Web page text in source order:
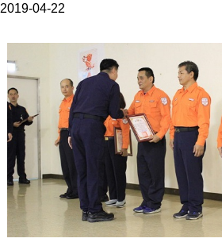
2019-04-22